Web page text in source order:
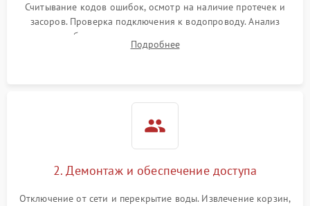
Считывание кодов ошибок, осмотр на наличие протечек и
засоров. Проверка подключения к водопроводу. Анализ
жалоб на отсутствие слива, нагрева, вращения
разбрызгивателей или срабатывание системы защиты
Подробнее
2. Демонтаж и обеспечение доступа
Отключение от сети и перекрытие воды. Извлечение корзин,